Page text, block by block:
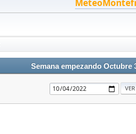
Semana empezando Octubre